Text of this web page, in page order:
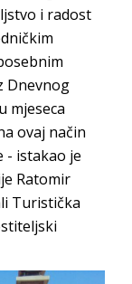
6. i 7.
Ujić
i radost
Dnevnog
mjeseca
ovaj način
- istakao je
Ratomir
Turistička